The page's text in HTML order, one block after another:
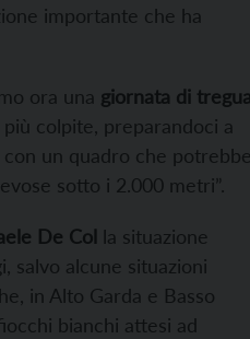
importante che ha
ora una giornata di tregua
colpite, preparandoci a
con un quadro che potrebbe
sotto i 2.000 metri”.
De Col la situazione
salvo alcune situazioni
in Alto Garda e Basso
bianchi attesi ad